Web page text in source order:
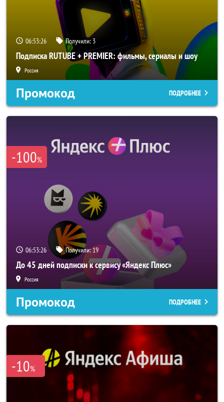
06:53:26 Получили: 3
Подписка RUTUBE + PREMIER: фильмы, сериалы и шоу
Россия
Промокод ПОДРОБНЕЕ
-100%
06:53:26 Получили:19
До 45 дней подписки к сервису «Яндекс Плюс»
Россия
Промокод ПОДРОБНЕЕ
-10%